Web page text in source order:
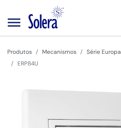
Produtos Mecanismos Série Europa
ERP84U